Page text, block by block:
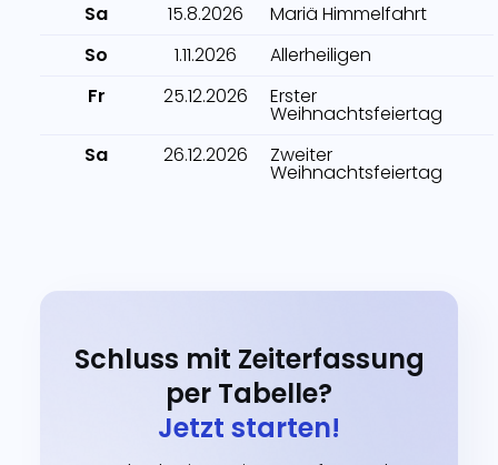
Sa
15.8.2026
Mariä Himmelfahrt
So
1.11.2026
Allerheiligen
Fr
25.12.2026 Erster
Weihnachtsfeiertag
Sa
26.12.2026 Zweiter
Weihnachtsfeiertag
Schluss mit Zeiterfassung
per Tabelle?
Jetzt starten!